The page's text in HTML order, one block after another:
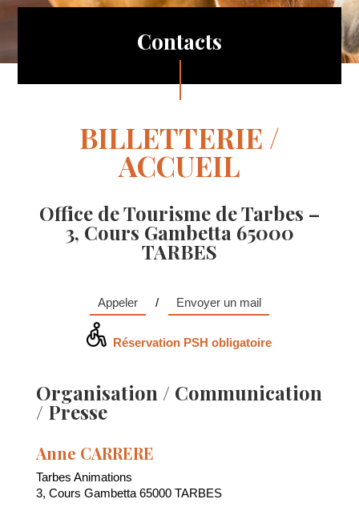
Contacts
BILLETTERIE /
ACCUEIL
Office de Tourisme de Tarbes –
3, Cours Gambetta 65000
TARBES
Appeler / Envoyer un mail
Réservation PSH obligatoire
Organisation / Communication
/ Presse
Anne CARRERE
Tarbes Animations
3, Cours Gambetta 65000 TARBES